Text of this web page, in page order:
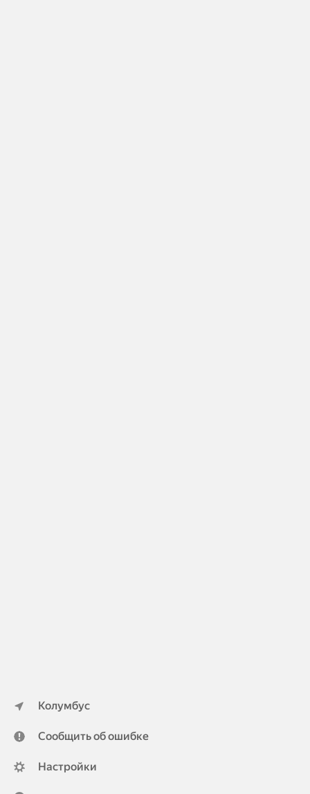
Колумбус
Сообщить об ошибке
Настройки